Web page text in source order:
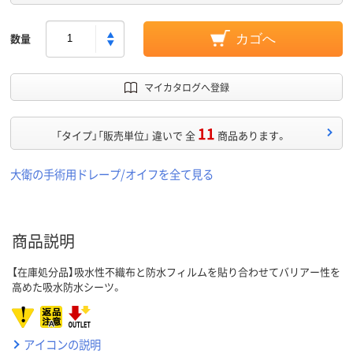
数量 カゴへ
マイカタログへ登録
「タイプ」「販売単位」 違いで 全 11 商品あります。
大衛の手術用ドレープ/オイフを全て見る
商品説明
【在庫処分品】吸水性不織布と防水フィルムを貼り合わせてバリアー性を
高めた吸水防水シーツ。
アイコンの説明